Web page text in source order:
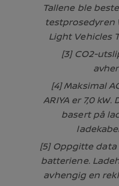
Tallene ble
testprosedyren
Light Vehicles
[3] CO2-
[4] Maksimal
ARIYA er 7,0
basert på
[5] Oppgitte data
batteriene.
avhengig en